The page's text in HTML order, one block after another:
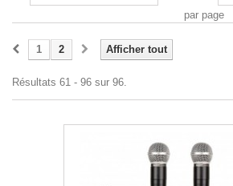
par page
Afficher tout
1 2
Résultats 61 - 96 sur 96.